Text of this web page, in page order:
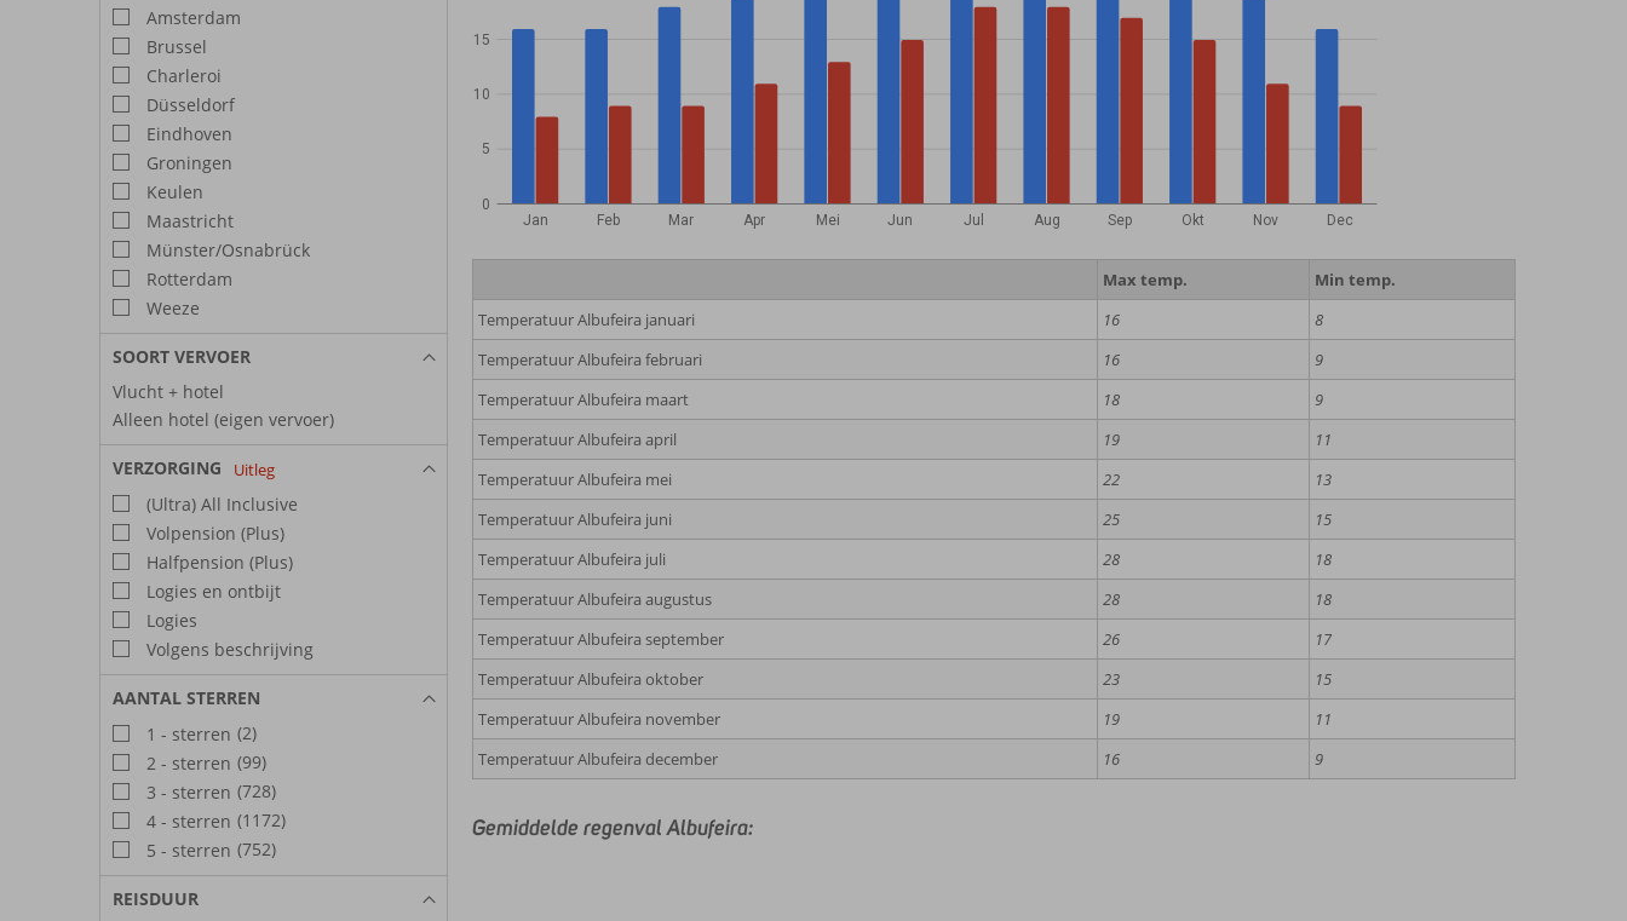
Amsterdam
Brussel
Charleroi
Düsseldorf
Eindhoven
Groningen
Keulen
Maastricht
Münster/Osnabrück
Rotterdam
Weeze
SOORT VERVOER
Vlucht + hotel
Alleen hotel (eigen vervoer)
VERZORGING Uitleg
(Ultra) All Inclusive
Volpension (Plus)
Halfpension (Plus)
Logies en ontbijt
Logies
Volgens beschrijving
AANTAL STERREN
1 - sterren (2)
2 - sterren (99)
3 - sterren (728)
4 - sterren (1172)
5 - sterren (752)
REISDUUR
Jan Feb Mar Apr Mei Jun Jul Aug Sep Okt Nov Dec
0
5
10
15
Max temp.
Min temp.
Temperatuur Albufeira januari
16
8
Temperatuur Albufeira februari
16
9
Temperatuur Albufeira maart
18
9
Temperatuur Albufeira april
19
11
Temperatuur Albufeira mei
22
13
Temperatuur Albufeira juni
25
15
Temperatuur Albufeira juli
28
18
Temperatuur Albufeira augustus
28
18
Temperatuur Albufeira september
26
17
Temperatuur Albufeira oktober
23
15
Temperatuur Albufeira november
19
11
Temperatuur Albufeira december
16 9
Gemiddelde regenval Albufeira: